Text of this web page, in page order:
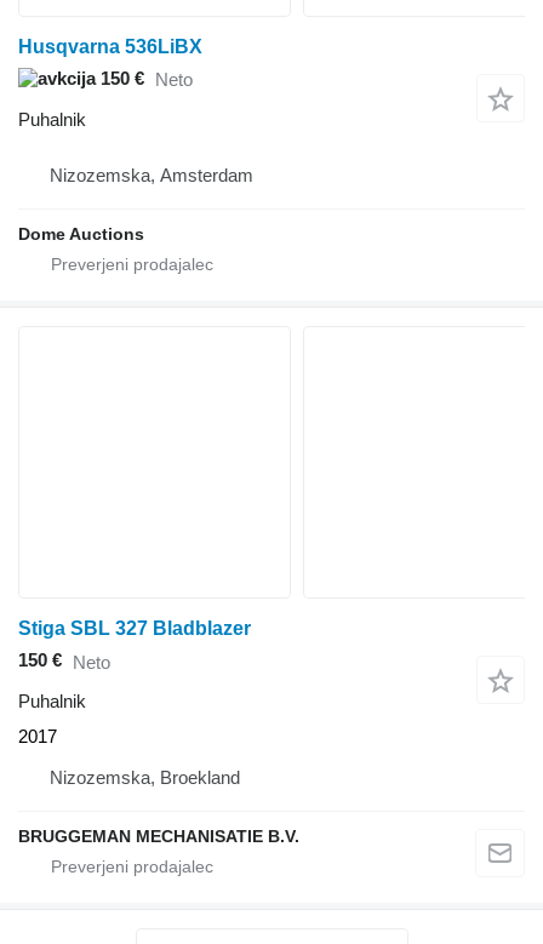
Husqvarna 536LiBX
150 € Neto
Puhalnik
Nizozemska, Amsterdam
Dome Auctions
Stiga SBL 327 Bladblazer
150 € Neto
Puhalnik
2017
Nizozemska, Broekland
BRUGGEMAN MECHANISATIE B.V.